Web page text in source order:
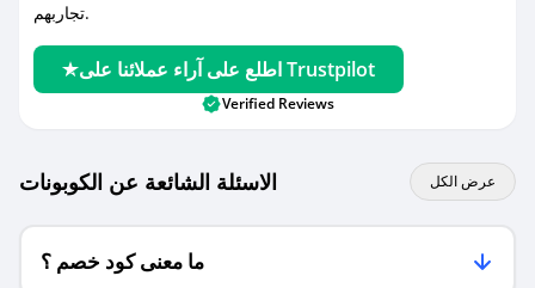
تجاربهم.
اطلع على آراء عملائنا على Trustpilot
Verified Reviews
الاسئلة الشائعة عن الكوبونات عرض الكل
ما معنى كود خصم ؟